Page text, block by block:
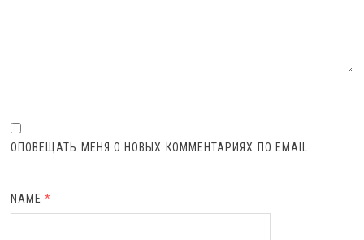
ОПОВЕЩАТЬ МЕНЯ О НОВЫХ КОММЕНТАРИЯХ ПО EMAIL
NAME*